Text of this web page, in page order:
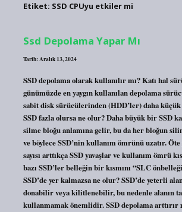
Etiket: SSD CPUyu etkiler mi
Ssd Depolama Yapar Mı
Tarih: Aralık 13, 2024
SSD depolama olarak kullanılır mı? Katı hal
günümüzde en yaygın kullanılan depolama
sabit disk sürücülerinden (HDD’ler) daha küçük
SSD fazla olursa ne olur? Daha büyük bir SSD
silme bloğu anlamına gelir, bu da her bloğun
ve böylece SSD’nin kullanım ömrünü uzatır.
sayısı arttıkça SSD yavaşlar ve kullanım ömrü
bazı SSD’ler belleğin bir kısmını “SLC
SSD’de yer kalmazsa ne olur? SSD’de yeterli
donabilir veya kilitlenebilir, bu nedenle alanın
kullanmamak önemlidir. SSD depolama arttırır